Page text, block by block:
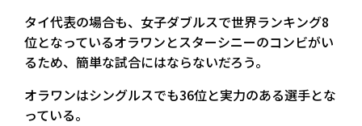
タイ代表の場合も、女子ダブルスで世界ランキング8
位となっているオラワンとスターシニーのコンビがい
るため、簡単な試合にはならないだろう。
オラワンはシングルスでも36位と実力のある選手とな
っている。